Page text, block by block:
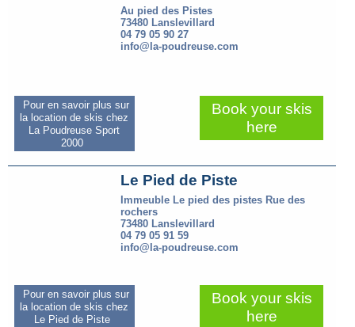
Au pied des Pistes
73480 Lanslevillard
04 79 05 90 27
info@la-poudreuse.com
Pour en savoir plus sur
la location de skis chez
La Poudreuse Sport
2000
Book your skis
here
Le Pied de Piste
Immeuble Le pied des pistes Rue des
rochers
73480 Lanslevillard
04 79 05 91 59
info@la-poudreuse.com
Pour en savoir plus sur
la location de skis chez
Le Pied de Piste
Book your skis
here